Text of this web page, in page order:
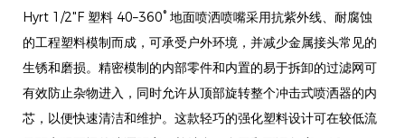
Hyrt 1/2"F 塑料 40–360° 地面喷洒喷嘴采用抗紫外线、耐腐蚀
的工程塑料模制而成，可承受户外环境，并减少金属接头常见的
生锈和磨损。精密模制的内部零件和内置的易于拆卸的过滤网可
有效防止杂物进入，同时允许从顶部旋转整个冲击式喷洒器的内
芯，以便快速清洁和维护。这款轻巧的强化塑料设计可在较低流